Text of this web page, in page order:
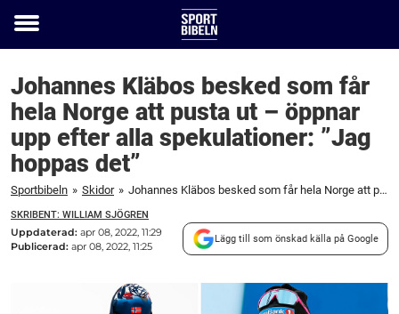
Toggle
Johannes Kläbos besked som får
hela Norge att pusta ut – öppnar
upp efter alla spekulationer: ”Jag
hoppas det”
Sportbibeln » Skidor » Johannes Kläbos besked som får hela Norge att pusta ut – öppnar upp efter alla spekulationer: "Jag hoppas det"
SKRIBENT: WILLIAM SJÖGREN
Uppdaterad: apr 08, 2022, 11:29
Publicerad: apr 08, 2022, 11:25
Lägg till som önskad källa på Google